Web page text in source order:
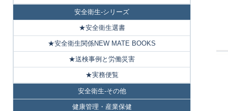
安全衛生-シリーズ
★安全衛生選書
★安全衛生関係NEW MATE BOOKS
★送検事例と労働災害
★実務便覧
安全衛生-その他
健康管理・産業保健